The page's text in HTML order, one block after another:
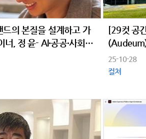
의 본질을 설계하고 가
, 정 윤- AI·공공·사회공
너의 책임’을 말하다
[29컷 공
25-10-28
컬쳐